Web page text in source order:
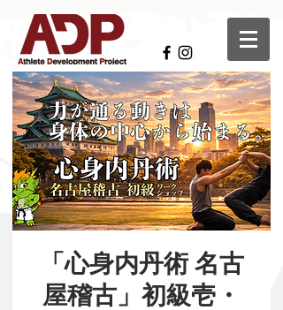
「心身内丹術 名古
屋稽古」初級壱・